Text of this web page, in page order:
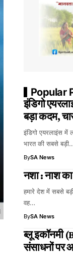
Popular
इंडिगो
बड़ा कदम,
इंडिगो एयरलाइंस में
भारत की सबसे
BySA News
नशा : नाश
हमारे देश में सबसे
वह…
BySA News
ब्लू इकॉनमी
संसाधनों पर